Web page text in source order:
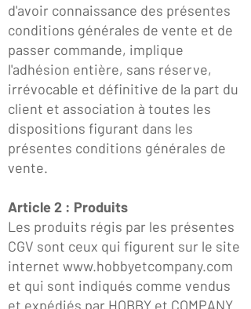
d'avoir connaissance des présentes
conditions générales de vente et de
passer commande, implique
l'adhésion entière, sans réserve,
irrévocable et définitive de la part du
client et association à toutes les
dispositions figurant dans les
présentes conditions générales de
vente.
Article 2 : Produits
Les produits régis par les présentes
CGV sont ceux qui figurent sur le site
internet www.hobbyetcompany.com
et qui sont indiqués comme vendus
et expédiés par HOBBY et COMPANY